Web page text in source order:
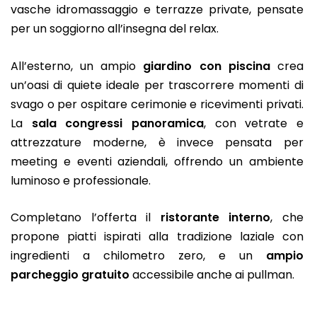
vasche idromassaggio e terrazze private, pensate
per un soggiorno all’insegna del relax.
All’esterno, un ampio giardino con piscinacrea
un’oasi di quiete ideale per trascorrere momenti di
svago o per ospitare cerimonie e ricevimenti privati.
La sala congressi panoramica, con vetrate e
attrezzature moderne, è invece pensata per
meeting e eventi aziendali, offrendo un ambiente
luminoso e professionale.
Completano l’offerta il ristorante interno, che
propone piatti ispirati alla tradizione laziale con
ingredienti a chilometro zero, e un ampio
parcheggio gratuito accessibile anche ai pullman.